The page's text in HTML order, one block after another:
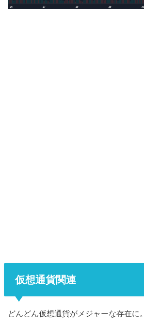
仮想通貨関連
どんどん仮想通貨がメジャーな存在に。